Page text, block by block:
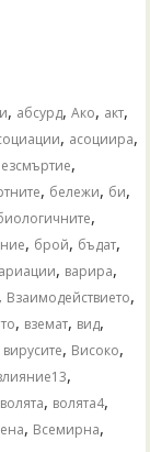
, абсурд,Ако, акт,
, асоциира,
,
, бележи, би,
,
, брой, бъдат,
, варира,
, Взаимодействието,
, вземат, вид,
вирусите, Високо,
,
волята, волята4,
, Всемирна,